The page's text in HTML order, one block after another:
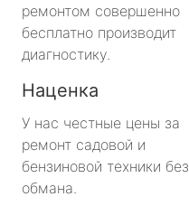
ремонтом совершенно
бесплатно производит
диагностику.
Наценка
У нас честные цены за
ремонт садовой и
бензиновой техники без
обмана.